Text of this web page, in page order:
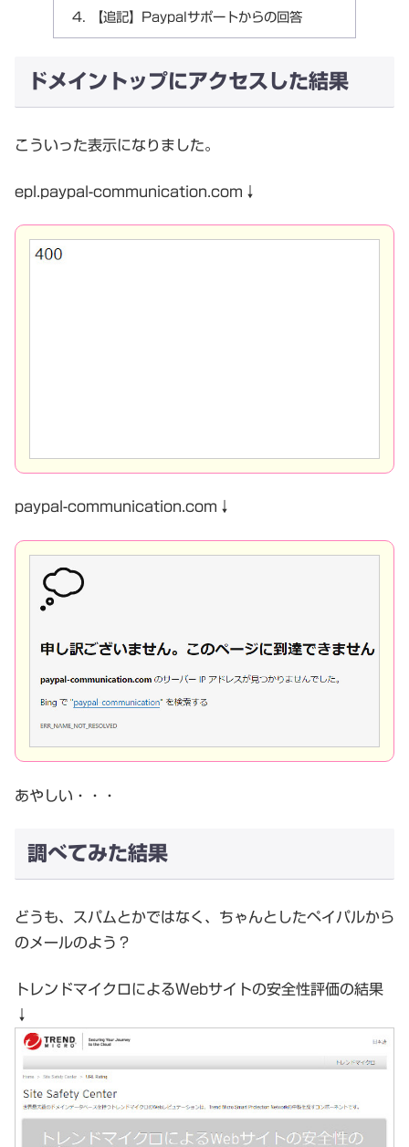
【追記】Paypalサポートからの回答
ドメイントップにアクセスした結果
こういった表示になりました。
epl.paypal-communication.com↓
paypal-communication.com↓
あやしい・・・
調べてみた結果
どうも、スパムとかではなく、ちゃんとしたペイパルから
のメールのよう？
トレンドマイクロによるWebサイトの安全性評価の結果
↓